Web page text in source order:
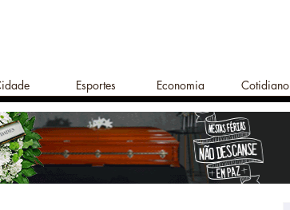
Esportes Economia Cotidiano